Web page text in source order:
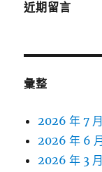
近期留言
彙整
2026 年 7 月
2026 年 6 月
2026 年 3 月